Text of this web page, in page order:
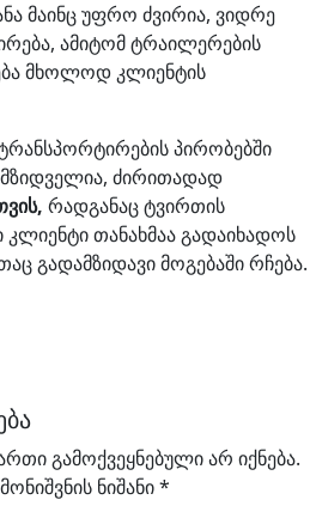
მაინც უფრო ძვირია, ვიდრე
ამიტომ ტრაილერების
მხოლოდ კლიენტის
პირობებში
ძირითადად
რადგანაც ტვირთის
კლიენტი თანახმაა გადაიხადოს
გადამზიდავი მოგებაში რჩება.
გამოქვეყნებული არ იქნება.
ნიშანი*